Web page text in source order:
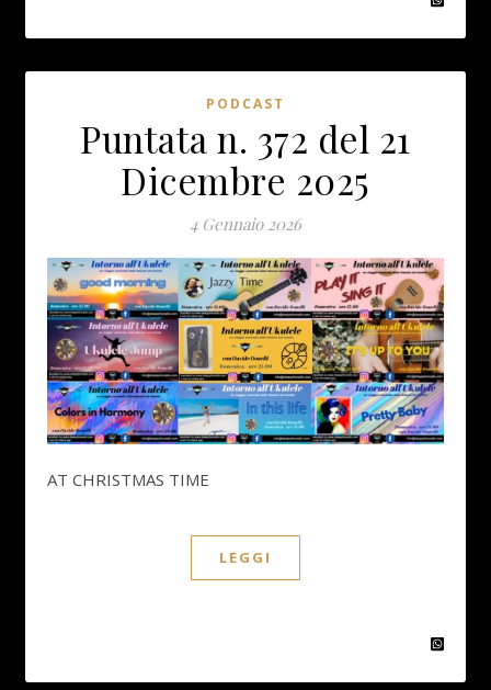
PODCAST
Puntata n. 372 del 21
Dicembre 2025
4 Gennaio 2026
AT CHRISTMAS TIME
LEGGI